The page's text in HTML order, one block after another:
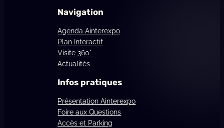
Navigation
Agenda Ainterexpo
Plan Interactif
Visite 360°
Actualités
Infos pratiques
Présentation Ainterexpo
Foire aux Questions
Accès et Parking